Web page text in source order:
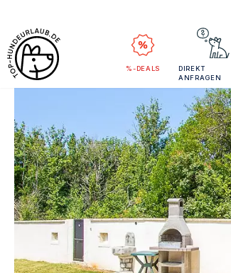
%-DEALS
DIREKT
ANFRAGEN